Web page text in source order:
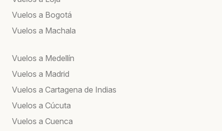
Vuelos a Bogotá
Vuelos a Machala
Vuelos a Medellín
Vuelos a Madrid
Vuelos a Cartagena de Indias
Vuelos a Cúcuta
Vuelos a Cuenca